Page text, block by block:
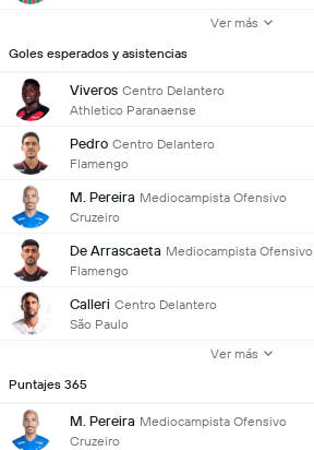
Ver más
Goles esperados y asistencias
Viveros Centro Delantero
Athletico Paranaense
Pedro Centro Delantero
Flamengo
M. Pereira Mediocampista Ofensivo
Cruzeiro
De Arrascaeta Mediocampista Ofensivo
Flamengo
Calleri Centro Delantero
São Paulo
Ver más
Puntajes 365
M. Pereira Mediocampista Ofensivo
Cruzeiro